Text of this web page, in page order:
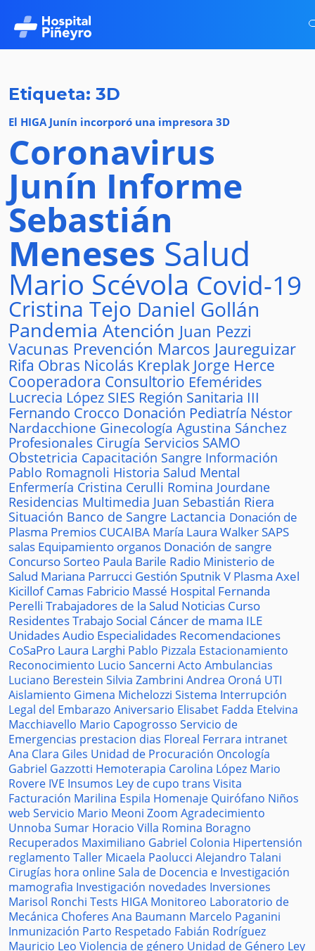
Etiqueta: 3D
El HIGA Junín incorporó una impresora 3D
Coronavirus
Junín Informe
Sebastián
Meneses Salud
Mario Scévola Covid-19
Cristina Tejo Daniel Gollán
Pandemia Atención Juan Pezzi
Vacunas Prevención Marcos Jaureguizar
Rifa Obras Nicolás Kreplak Jorge Herce
Cooperadora Consultorio Efemérides
Lucrecia López SIES Región Sanitaria III
Fernando Crocco Donación Pediatría Néstor
Nardacchione Ginecología Agustina Sánchez
Profesionales Cirugía Servicios SAMO
Obstetricia Capacitación Sangre Información
Pablo Romagnoli Historia Salud Mental
Enfermería Cristina Cerulli Romina Jourdane
Residencias Multimedia Juan Sebastián Riera
Situación Banco de Sangre Lactancia Donación de
Plasma Premios CUCAIBA María Laura WalkerSAPS
salas Equipamiento organos Donación de sangre
ConcursoSorteo Paula Barile Radio Ministerio de
Salud Mariana Parrucci Gestión Sputnik V Plasma Axel
KicillofCamas Fabricio Massé Hospital Fernanda
Perelli Trabajadores de la Salud Noticias Curso
ResidentesTrabajo Social Cáncer de mama ILE
UnidadesAudio Especialidades Recomendaciones
CoSaPro Laura Larghi Pablo Pizzala Estacionamiento
Reconocimiento Lucio Sancerni Acto Ambulancias
Luciano Berestein Silvia Zambrini Andrea Oroná UTI
Aislamiento Gimena Michelozzi Sistema Interrupción
Legal del Embarazo Aniversario Elisabet Fadda Etelvina
Macchiavello Mario Capogrosso Servicio de
Emergencias prestacion dias Floreal Ferrara intranet
Ana Clara Giles Unidad de Procuración Oncología
Gabriel Gazzotti Hemoterapia Carolina López Mario
Rovere IVE Insumos Ley de cupo trans Visita
Facturación Marilina Espila Homenaje Quirófano Niños
web Servicio Mario Meoni Zoom Agradecimiento
Unnoba Sumar Horacio Villa Romina Boragno
Recuperados Maximiliano Gabriel Colonia Hipertensión
reglamento Taller Micaela Paolucci Alejandro Talani
Cirugías hora onlineSala de Docencia e Investigación
mamografia Investigación novedades Inversiones
Marisol Ronchi Tests HIGA Monitoreo Laboratorio de
Mecánica Choferes Ana Baumann Marcelo Paganini
Inmunización Parto Respetado Fabián Rodríguez
Mauricio Leo Violencia de género Unidad de Género Ley